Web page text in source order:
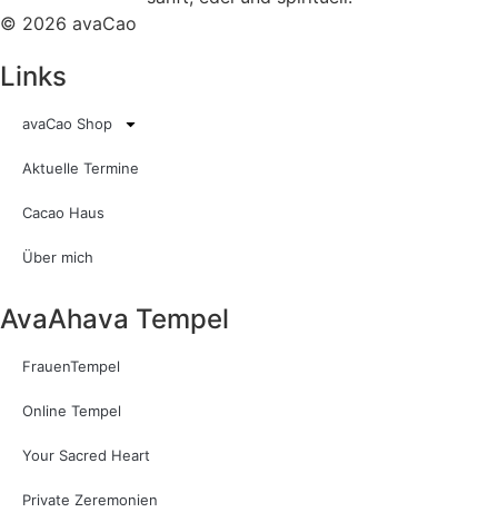
© 2026 avaCao
Links
avaCao Shop
Aktuelle Termine
Cacao Haus
Über mich
AvaAhava Tempel
FrauenTempel
Online Tempel
Your Sacred Heart
Private Zeremonien